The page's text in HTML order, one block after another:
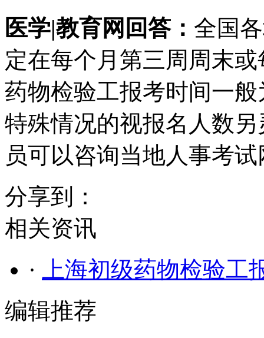
医学|教育网回答： 全国
定在每个月第三周周末
药物检验工报考时间一
特殊情况的视报名人数
员可以咨询当地人事考
分享到：
相关资讯
·
上海初级药物检验工
编辑推荐